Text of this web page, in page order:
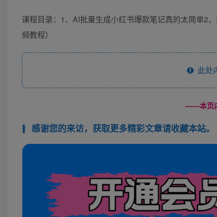
课程目录：1、AI批量生成小红书爆款笔记真的太简单2
频教程）
此处
------本页
感谢您的来访，获取更多精彩文章请收藏本站。